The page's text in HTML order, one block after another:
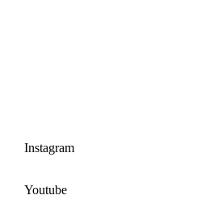
Instagram
Youtube